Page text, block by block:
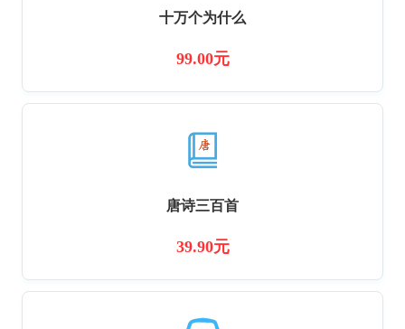
十万个为什么
99.00元
唐诗三百首
39.90元